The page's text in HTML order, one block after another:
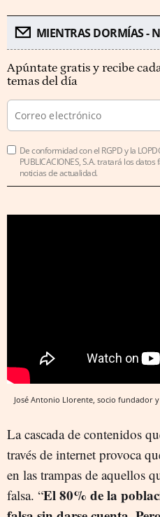
MIENTRAS DORMÍAS -
Apúntate gratis y recibe
temas del día
De conformidad con el RGPD y la
PUBLICACIONES, S.A. tratará los
noticias de actualidad.
José Antonio Llorente, socio fundador
La cascada de contenidos
través de internet provoca
en las trampas de aquellos
falsa. “El 80% de la